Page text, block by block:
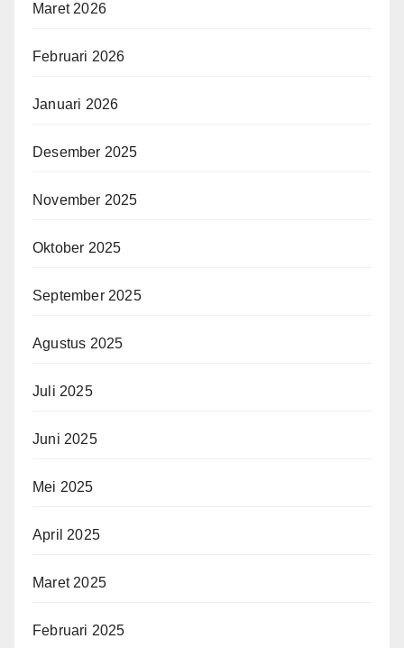
Maret 2026
Februari 2026
Januari 2026
Desember 2025
November 2025
Oktober 2025
September 2025
Agustus 2025
Juli 2025
Juni 2025
Mei 2025
April 2025
Maret 2025
Februari 2025